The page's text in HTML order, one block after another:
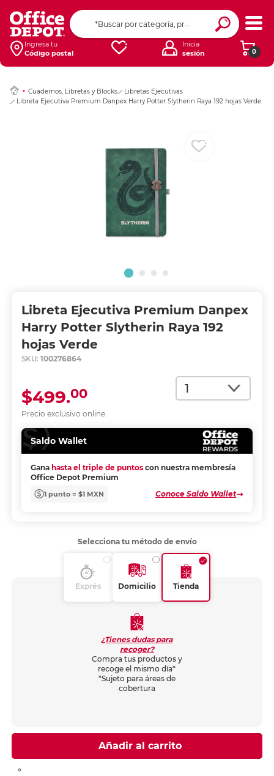
Ingresa tu
Código postal
0
Inicia
sesión
Cuadernos, Libretas y Blocks
Libretas Ejecutivas
Libreta Ejecutiva Premium Danpex Harry Potter Slytherin Raya 192 hojas Verde
Libreta Ejecutiva Premium Danpex
Harry Potter Slytherin Raya 192
hojas Verde
SKU: 100276864
Cantidad
Precio exclusivo online
$499.00
Saldo Wallet
Gana hasta el triple de puntos con nuestra membresía
Office Depot Premium
1 punto = $1 MXN Conoce Saldo Wallet
Ingresar Codigo
Selecciona tu método de envío
Exprés Domicilio Tienda
¿Tienes dudas para
recoger?
Compra tus productos y
recoge el mismo día*
*Sujeto para áreas de
cobertura
Añadir al carrito